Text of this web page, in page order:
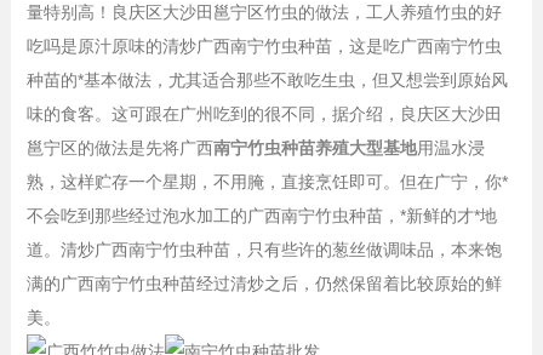
量特别高！良庆区大沙田邕宁区竹虫的做法，工人养殖竹虫的好
吃吗是原汁原味的清炒广西南宁竹虫种苗，这是吃广西南宁竹虫
种苗的*基本做法，尤其适合那些不敢吃生虫，但又想尝到原始风
味的食客。这可跟在广州吃到的很不同，据介绍，良庆区大沙田
邕宁区的做法是先将广西南宁竹虫种苗养殖大型基地用温水浸
熟，这样贮存一个星期，不用腌，直接烹饪即可。但在广宁，你*
不会吃到那些经过泡水加工的广西南宁竹虫种苗，*新鲜的才*地
道。清炒广西南宁竹虫种苗，只有些许的葱丝做调味品，本来饱
满的广西南宁竹虫种苗经过清炒之后，仍然保留着比较原始的鲜
美。